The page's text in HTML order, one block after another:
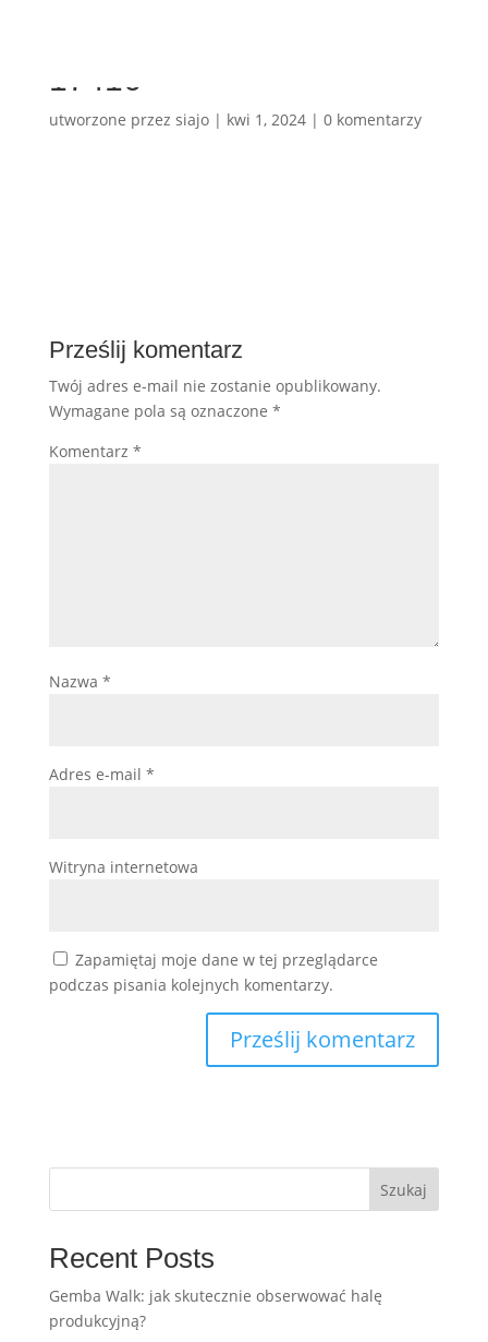
17416
utworzone przez siajo| kwi 1, 2024| 0 komentarzy
Prześlij komentarz
Twój adres e-mail nie zostanie opublikowany.
Wymagane pola są oznaczone *
Komentarz *
Nazwa *
Adres e-mail *
Witryna internetowa
Zapamiętaj moje dane w tej przeglądarce
podczas pisania kolejnych komentarzy.
Szukaj
Recent Posts
Gemba Walk: jak skutecznie obserwować halę
produkcyjną?